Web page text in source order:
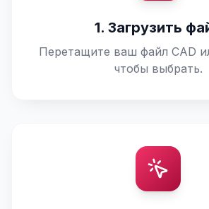
1. Загрузить
Перетащите ваш файл CAD
чтобы выбрать.